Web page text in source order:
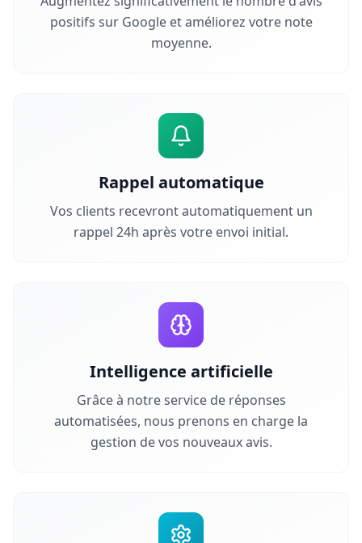
positifs sur Google et améliorez votre note
moyenne.
Rappel automatique
Vos clients recevront automatiquement un
rappel 24h après votre envoi initial.
Intelligence artificielle
Grâce à notre service de réponses
automatisées, nous prenons en charge la
gestion de vos nouveaux avis.